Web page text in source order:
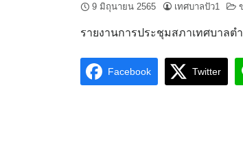
9 มิถุนายน 2565 เทศบาลปัว1
รายงานการประชุมสภาเทศบาล
Facebook Twitter